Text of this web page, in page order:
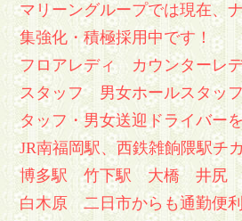
マリーングループでは現在、
集強化・積極採用中です！
フロアレディ カウンターレ
スタッフ 男女ホールスタッ
タッフ・男女送迎ドライバー
JR南福岡駅、西鉄雑餉隈駅チ
博多駅 竹下駅 大橋 井
白木原 二日市からも通勤便利